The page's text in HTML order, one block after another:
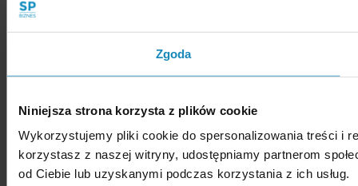
Zgoda
Niniejsza strona korzysta z plików cookie
Wykorzystujemy pliki cookie do spersonalizowania treści i
korzystasz z naszej witryny, udostępniamy partnerom
od Ciebie lub uzyskanymi podczas korzystania z ich usług.